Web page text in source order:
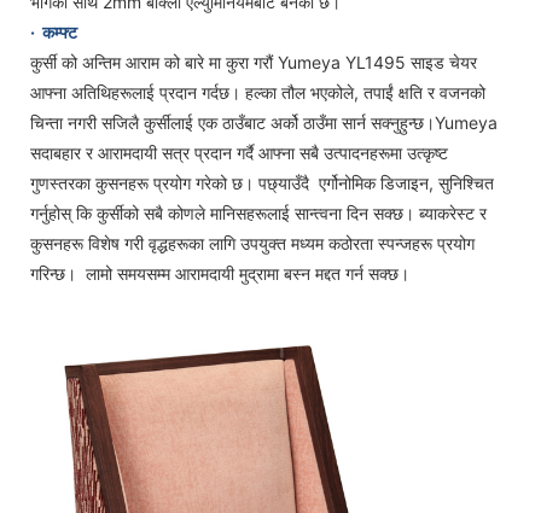
· कम्फ्ट
कुर्सी को अन्तिम आराम को बारे मा कुरा गरौं Yumeya YL1495 साइड चेयर
आफ्ना अतिथिहरूलाई प्रदान गर्दछ। हल्का तौल भएकोले, तपाईं क्षति र वजनको
चिन्ता नगरी सजिलै कुर्सीलाई एक ठाउँबाट अर्को ठाउँमा सार्न सक्नुहुन्छ।Yumeya
सदाबहार र आरामदायी सत्र प्रदान गर्दै आफ्ना सबै उत्पादनहरूमा उत्कृष्ट
गुणस्तरका कुसनहरू प्रयोग गरेको छ। पछ्याउँदै एर्गोनोमिक डिजाइन, सुनिश्चित
गर्नुहोस् कि कुर्सीको सबै कोणले मानिसहरूलाई सान्त्वना दिन सक्छ। ब्याकरेस्ट र
कुसनहरू विशेष गरी वृद्धहरूका लागि उपयुक्त मध्यम कठोरता स्पन्जहरू प्रयोग
गरिन्छ। लामो समयसम्म आरामदायी मुद्रामा बस्न मद्दत गर्न सक्छ।